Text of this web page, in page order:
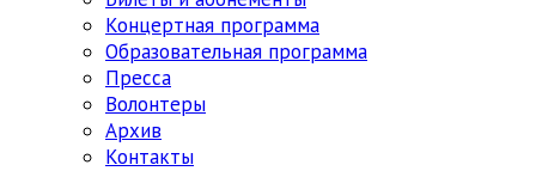
Концертная программа
Образовательная программа
Пресса
Волонтеры
Архив
Контакты